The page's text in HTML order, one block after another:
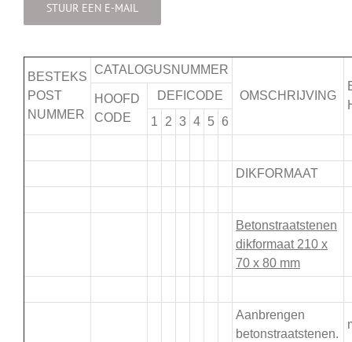
STUUR EEN E-MAIL
BESTEKS
POST
NUMMER
CATALOGUSNUMMER
OMSCHRIJVING
HOOFD
CODE
DEFICODE
1
2 3 4 5 6
DIKFORMAAT
Betonstraatstenen
dikformaat 210 x
70 x 80 mm
Aanbrengen
betonstraatstenen.